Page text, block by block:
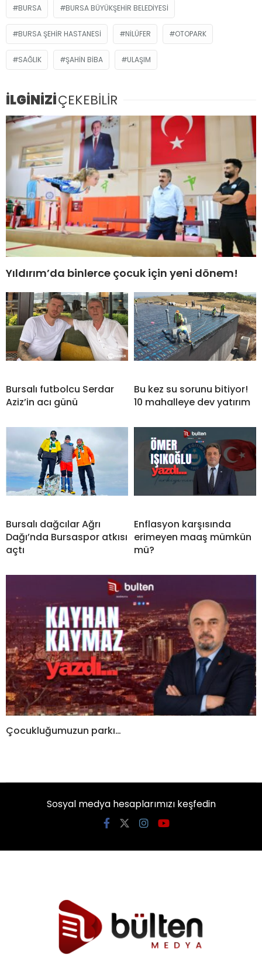
BURSA BURSA BÜYÜKŞEHIR BELEDIYESI
BURSA ŞEHIR HASTANESI NILÜFER OTOPARK
SAĞLIK ŞAHIN BIBA ULAŞIM
İLGİNİZİÇEKEBİLİR
Yıldırım’da binlerce çocuk için yeni dönem!
Bursalı futbolcu Serdar
Aziz’in acı günü
Bu kez su sorunu bitiyor!
10 mahalleye dev yatırım
Bursalı dağcılar Ağrı
Dağı’nda Bursaspor atkısı
açtı
Enflasyon karşısında
erimeyen maaş mümkün
mü?
Çocukluğumuzun parkı…
Sosyal medya hesaplarımızı keşfedin